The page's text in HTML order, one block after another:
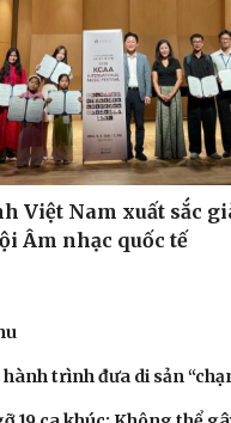
ảnh
Giải trí
Nghệ sĩ
Thời trang
Sao Việt
Việt Nam xuất sắc
Âm nhạc quốc tế
trình đưa di sản